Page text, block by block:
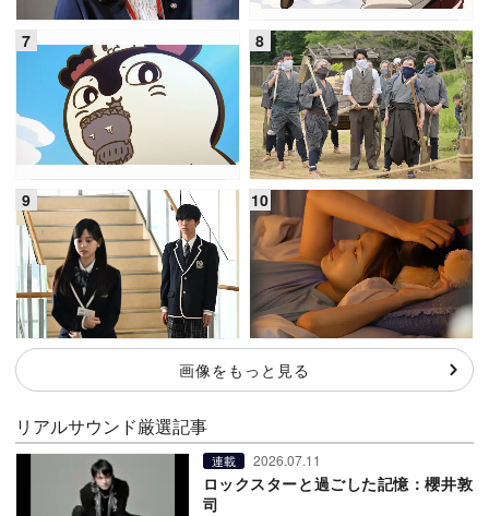
画像をもっと見る
リアルサウンド厳選記事
連載 2026.07.11
ロックスターと過ごした記憶：櫻井敦
司